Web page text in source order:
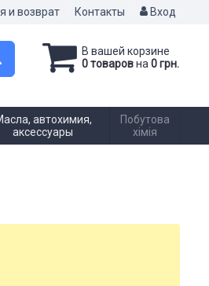
и возврат Контакты Вход
В вашей корзине
0 товаровна 0 грн.
автохимия,
аксессуары
Побутова
хімія